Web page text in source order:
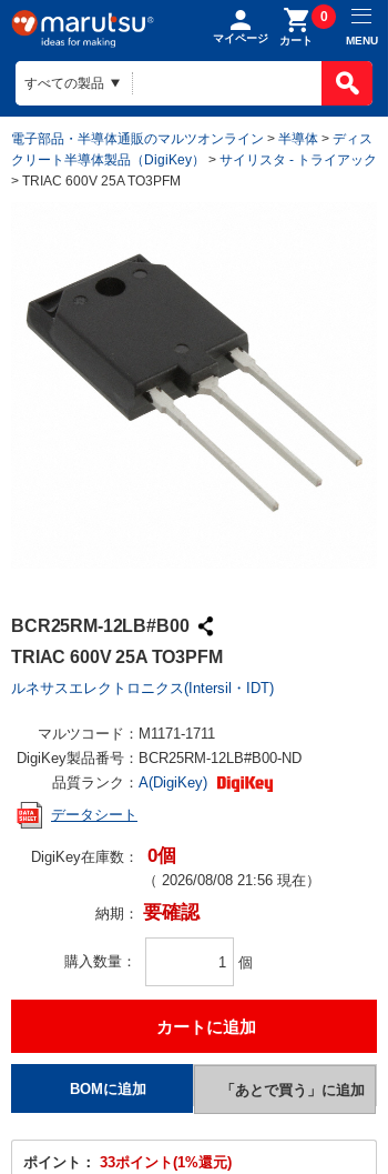
マイページ カート
0
MENU
電子部品・半導体通販のマルツオンライン > 半導体 > ディス
クリート半導体製品（DigiKey）
> サイリスタ - トライアック
> TRIAC 600V 25A TO3PFM
BCR25RM-12LB#B00
TRIAC 600V 25A TO3PFM
ルネサスエレクトロニクス(Intersil・IDT)
マルツコード： M1171-1711
DigiKey製品番号： BCR25RM-12LB#B00-ND
品質ランク： A(DigiKey)
データシート
DigiKey在庫数： 0個
（ 2026/08/08 21:56 現在）
納期： 要確認
購入数量 個
ポイント： 33ポイント(1%還元)